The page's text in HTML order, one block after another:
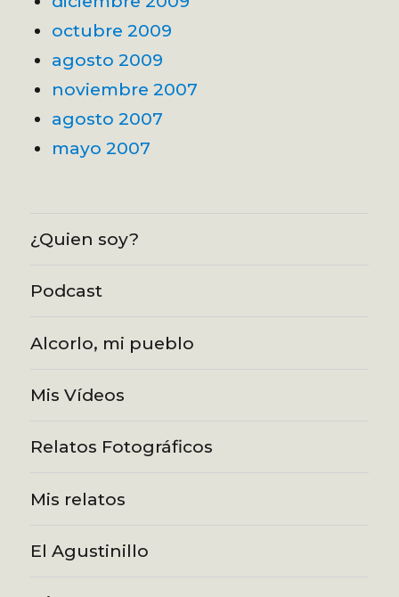
octubre 2009
agosto 2009
noviembre 2007
agosto 2007
mayo 2007
¿Quien soy?
Podcast
Alcorlo, mi pueblo
Mis Vídeos
Relatos Fotográficos
Mis relatos
El Agustinillo